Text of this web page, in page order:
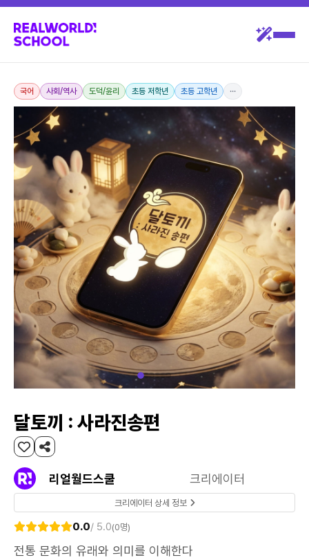
국어 사회/역사 도덕/윤리 초등 저학년 초등 고학년 ···
달토끼 : 사라진송편
리얼월드스쿨 크리에이터
크리에이터 상세 정보
0.0/ 5.0(0명)
전통 문화의 유래와 의미를 이해한다